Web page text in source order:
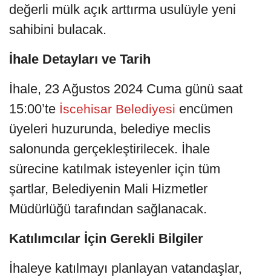
değerli mülk açık arttırma usulüyle yeni
sahibini bulacak.
İhale Detayları ve Tarih
İhale, 23 Ağustos 2024 Cuma günü saat
15:00’te İscehisar Belediyesi encümen
üyeleri huzurunda, belediye meclis
salonunda gerçekleştirilecek. İhale
sürecine katılmak isteyenler için tüm
şartlar, Belediyenin Mali Hizmetler
Müdürlüğü tarafından sağlanacak.
Katılımcılar İçin Gerekli Bilgiler
İhaleye katılmayı planlayan vatandaşlar,